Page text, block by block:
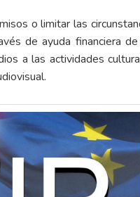
o limitar las
de ayuda financiera
a las actividades